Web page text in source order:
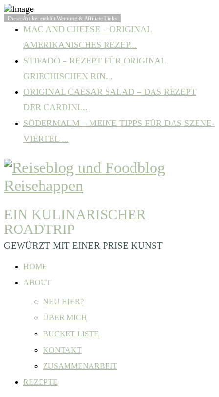
BELIEBTE ARTIKEL
MAC AND CHEESE – ORIGINAL
AMERIKANISCHES REZEP...
STIFADO – REZEPT FÜR ORIGINAL
GRIECHISCHEN RIN...
ORIGINAL CAESAR SALAD – DAS REZEPT
DER CARDINI...
SÖDERMALM – MEINE TIPPS FÜR DAS SZENE-
VIERTEL ...
EIN KULINARISCHER
ROADTRIP
GEWÜRZT MIT EINER PRISE KUNST
HOME
ABOUT
NEU HIER?
ÜBER MICH
BUCKET LISTE
KONTAKT
ZUSAMMENARBEIT
REZEPTE
Dieser Artikel enthält Werbung & Affiliate Links